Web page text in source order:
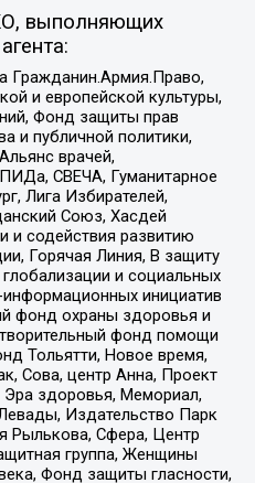
выполняющих
Гражданин.Армия.Право,
и европейской культуры,
Фонд защиты прав
и публичной политики,
врачей,
СВЕЧА, Гуманитарное
Лига Избирателей,
Союз, Хасдей
и содействия развитию
Горячая Линия, В защиту
и социальных
инициатив
фонд охраны здоровья и
фонд помощи
Тольятти, Новое время,
Сова, центр Анна, Проект
Эра здоровья, Мемориал,
Издательство Парк
Рылькова, Сфера, Центр
группа, Женщины
Фонд защиты гласности,